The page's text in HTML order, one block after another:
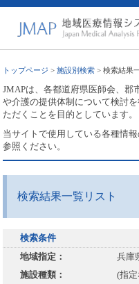
トップページ >施設別検索 > 検索結果
JMAPは、各都道府県医師会、郡
や介護の提供体制について検討
ただくことを目的としています。
当サイトで使用している各種情
参照ください。
検索結果一覧リスト
検索条件
地域指定：
兵庫
施設種類：
(指